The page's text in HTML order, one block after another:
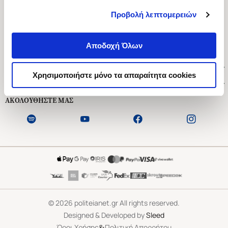
Προβολή λεπτομερειών
Αποδοχή Όλων
Χρησιμοποιήστε μόνο τα απαραίτητα cookies
Ασκληπιού 1-3, Αθήνα 106 79
Δευτέρα - Παρασκευή 09:00-21:00
Εξυπηρέτηση Πελατών
ΑΚΟΛΟΥΘΗΣΤΕ ΜΑΣ
©2026 politeianet.gr All rights reserved.
Designed & Developed bySleed